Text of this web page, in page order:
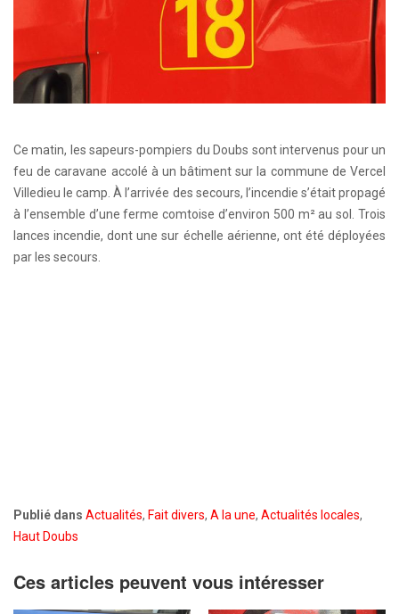
Ce matin, les sapeurs-pompiers du Doubs sont intervenus pour un
feu de caravane accolé à un bâtiment sur la commune de Vercel
Villedieu le camp. À l’arrivée des secours, l’incendie s’était propagé
à l’ensemble d’une ferme comtoise d’environ 500 m² au sol. Trois
lances incendie, dont une sur échelle aérienne, ont été déployées
par les secours.
Publié dans Actualités, Fait divers, A la une, Actualités locales,
Haut Doubs
Ces articles peuvent vous intéresser